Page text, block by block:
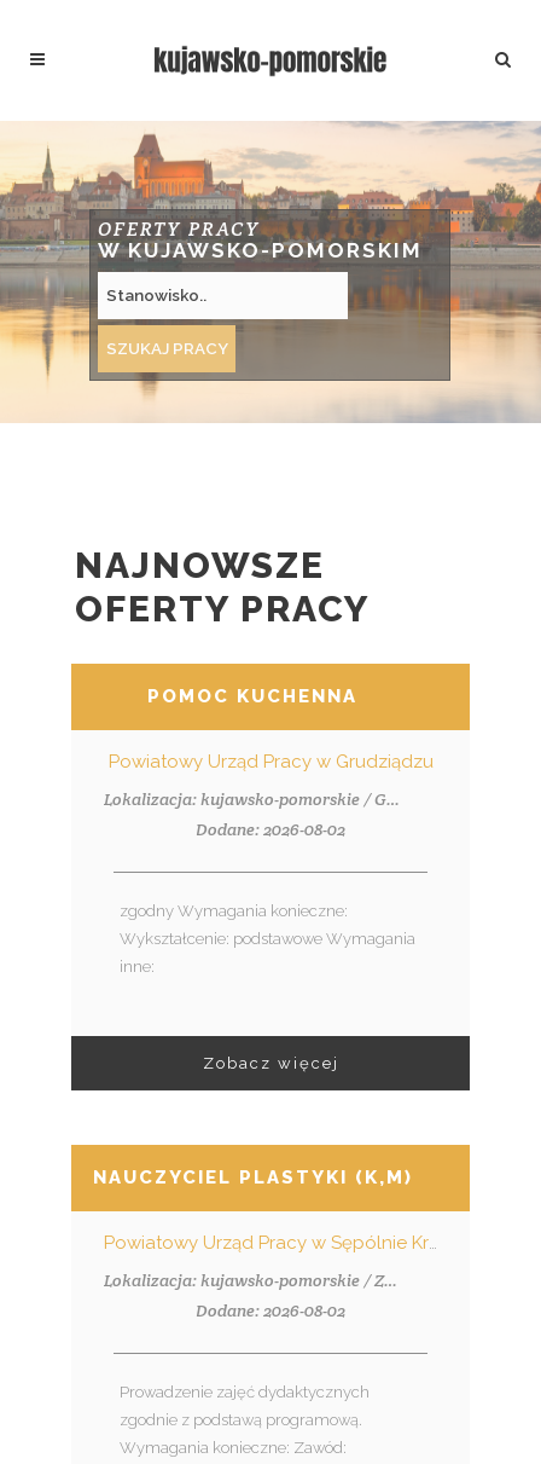
OFERTY PRACY
W KUJAWSKO-POMORSKIM
NAJNOWSZE
OFERTY PRACY
POMOC KUCHENNA
Powiatowy Urząd Pracy w Grudziądzu
Lokalizacja: kujawsko-pomorskie / Grudziądz
Dodane: 2026-08-02
zgodny Wymagania konieczne:
Wykształcenie: podstawowe Wymagania
inne:
Zobacz więcej
NAUCZYCIEL PLASTYKI (K,M)
Powiatowy Urząd Pracy w Sępólnie Krajeńskim
Lokalizacja: kujawsko-pomorskie / Zalesie (pow. nakielski, gm. Szubin), Zalesie
Dodane: 2026-08-02
Prowadzenie zajęć dydaktycznych
zgodnie z podstawą programową.
Wymagania konieczne: Zawód: